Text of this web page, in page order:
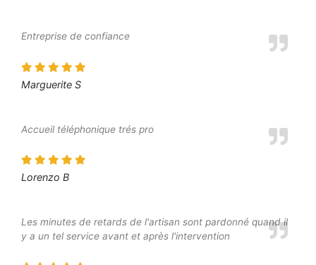
Entreprise de confiance
Marguerite S
Accueil téléphonique trés pro
Lorenzo B
Les minutes de retards de l'artisan sont pardonné quand il
y a un tel service avant et après l'intervention